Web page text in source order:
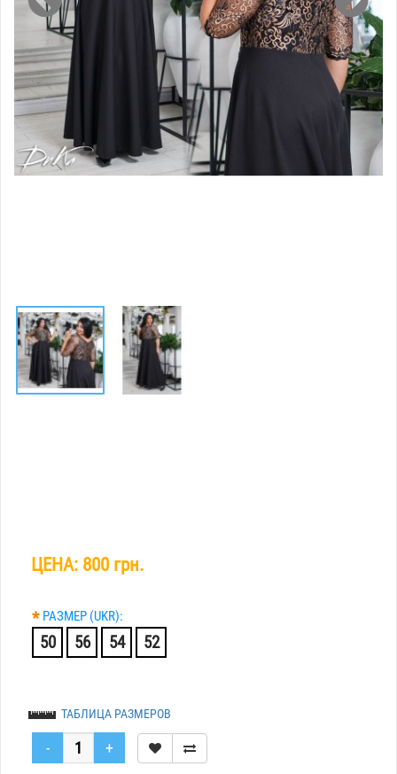
ЦЕНА: 800 грн.
* РАЗМЕР (UKR):
50 56 54 52
ТАБЛИЦА РАЗМЕРОВ